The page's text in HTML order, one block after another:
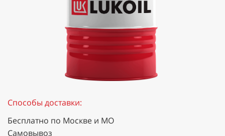
Способы доставки:
Бесплатно по Москве и МО
Самовывоз